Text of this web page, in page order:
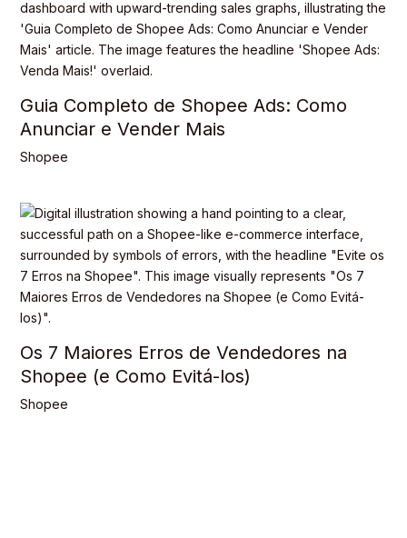
Guia Completo de Shopee Ads: Como
Anunciar e Vender Mais
Shopee
Os 7 Maiores Erros de Vendedores na
Shopee (e Como Evitá-los)
Shopee